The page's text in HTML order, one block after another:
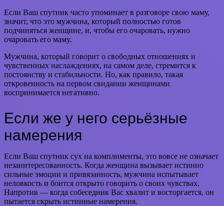
Если Ваш спутник часто упоминает в разговоре свою маму,
значит, что это мужчина, который полностью готов
подчиняться женщине, и, чтобы его очаровать, нужно
очаровать его маму.
Мужчина, который говорит о свободных отношениях и
чувственных наслаждениях, на самом деле, стремится к
постоянству и стабильности. Но, как правило, такая
откровенность на первом свидании женщинами
воспринимается негативно.
Если же у него серьёзные
намерения
Если Ваш спутник сух на комплименты, это вовсе не означает
незаинтересованность. Когда женщина вызывает истинно
сильные эмоции и привязанность, мужчина испытывает
неловкость и боится открыто говорить о своих чувствах.
Напротив — когда собеседник Вас хвалит и восторгается, он
пытается скрыть истинные намерения.